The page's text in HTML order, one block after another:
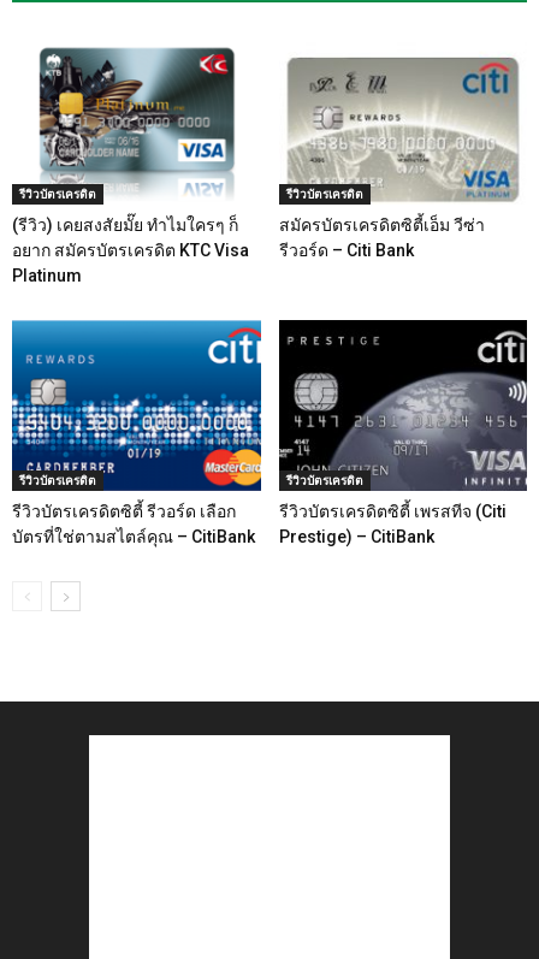
รีวิวบัตรเครดิต
(รีวิว) เคยสงสัยมั๊ย ทำไมใครๆ ก็
อยาก สมัครบัตรเครดิต KTC Visa
Platinum
รีวิวบัตรเครดิต
สมัครบัตรเครดิตซิตี้เอ็ม วีซ่า
รีวอร์ด – Citi Bank
รีวิวบัตรเครดิต
รีวิวบัตรเครดิตซิตี้ รีวอร์ด เลือก
บัตรที่ใช่ตามสไตล์คุณ – CitiBank
รีวิวบัตรเครดิต
รีวิวบัตรเครดิตซิตี้ เพรสทีจ (Citi
Prestige) – CitiBank